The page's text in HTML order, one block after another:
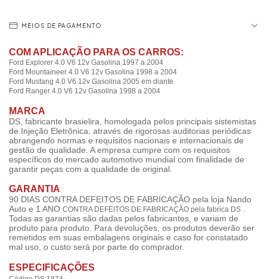
MEIOS DE PAGAMENTO
COM APLICAÇÃO PARA OS CARROS:
Ford Explorer 4.0 V6 12v Gasolina 1997 a 2004
Ford Mountaineer 4.0 V6 12v Gasolina 1998 a 2004
Ford Mustang 4.0 V6 12v Gasolina 2005 em diante
Ford Ranger 4.0 V6 12v Gasolina 1998 a 2004
MARCA
DS, fabricante brasielira, homologada pelos principais sistemistas
de Injeção Eletrônica, através de rigorosas auditorias periódicas
abrangendo normas e requisitos nacionais e internacionais de
gestão de qualidade. A empresa cumpre com os requisitos
específicos do mercado automotivo mundial com finalidade de
garantir peças com a qualidade de original.
GARANTIA
90 DIAS CONTRA DEFEITOS DE FABRICAÇÃO pela loja Nando
Auto e 1 ANO CONTRA DEFEITOS DE FABRICAÇÃO pela fabrica DS
Todas as garantias são dadas pelos fabricantes, e variam de
produto para produto. Para devoluções, os produtos deverão ser
remetidos em suas embalagens originais e caso for constatado
mal uso, o custo será por parte do comprador.
ESPECIFICAÇÕES